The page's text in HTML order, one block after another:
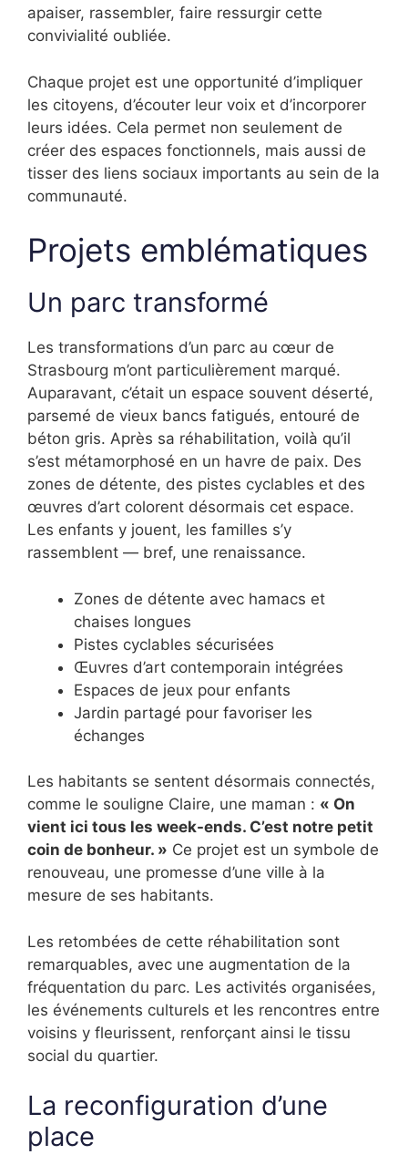
apaiser, rassembler, faire ressurgir cette
convivialité oubliée.
Chaque projet est une opportunité d’impliquer
les citoyens, d’écouter leur voix et d’incorporer
leurs idées. Cela permet non seulement de
créer des espaces fonctionnels, mais aussi de
tisser des liens sociaux importants au sein de la
communauté.
Projets emblématiques
Un parc transformé
Les transformations d’un parc au cœur de
Strasbourg m’ont particulièrement marqué.
Auparavant, c’était un espace souvent déserté,
parsemé de vieux bancs fatigués, entouré de
béton gris. Après sa réhabilitation, voilà qu’il
s’est métamorphosé en un havre de paix. Des
zones de détente, des pistes cyclables et des
œuvres d’art colorent désormais cet espace.
Les enfants y jouent, les familles s’y
rassemblent — bref, une renaissance.
Zones de détente avec hamacs et
chaises longues
Pistes cyclables sécurisées
Œuvres d’art contemporain intégrées
Espaces de jeux pour enfants
Jardin partagé pour favoriser les
échanges
Les habitants se sentent désormais connectés,
comme le souligne Claire, une maman : « On
vient ici tous les week-ends. C’est notre petit
coin de bonheur. » Ce projet est un symbole de
renouveau, une promesse d’une ville à la
mesure de ses habitants.
Les retombées de cette réhabilitation sont
remarquables, avec une augmentation de la
fréquentation du parc. Les activités organisées,
les événements culturels et les rencontres entre
voisins y fleurissent, renforçant ainsi le tissu
social du quartier.
La reconfiguration d’une
place